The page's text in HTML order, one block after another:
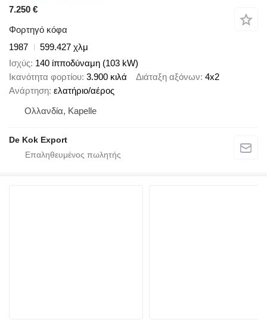
7.250 €
Φορτηγό κόφα
1987
599.427 χλμ
Ισχύς 140 ίπποδύναμη (103 kW)
Ικανότητα φορτίου 3.900 κιλά Διάταξη αξόνων 4x2
Ανάρτηση ελατήριο/αέρος
Ολλανδία, Kapelle
De Kok Export